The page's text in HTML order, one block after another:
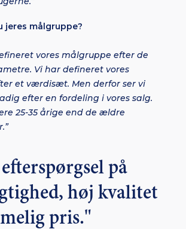
jeres målgruppe?
vores målgruppe efter de
Vi har defineret vores
et værdisæt. Men derfor ser vi
efter en fordeling i vores salg.
25-35 årige end de ældre
på
høj kvalitet
pris."